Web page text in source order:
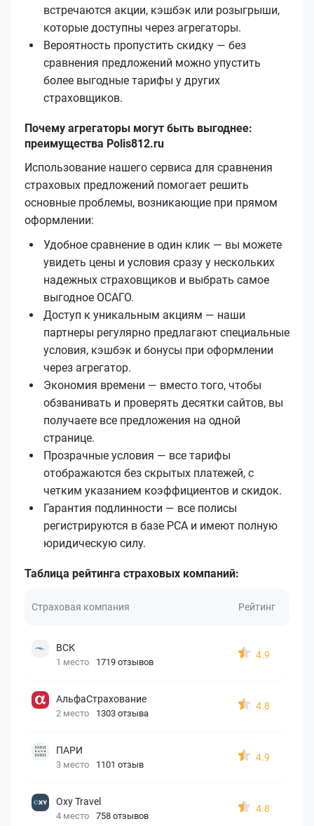
встречаются акции, кэшбэк или розыгрыши,
которые доступны через агрегаторы.
Вероятность пропустить скидку — без
сравнения предложений можно упустить
более выгодные тарифы у других
страховщиков.
Почему агрегаторы могут быть выгоднее:
преимущества Polis812.ru
Использование нашего сервиса для сравнения
страховых предложений помогает решить
основные проблемы, возникающие при прямом
оформлении:
Удобное сравнение в один клик — вы можете
увидеть цены и условия сразу у нескольких
надежных страховщиков и выбрать самое
выгодное ОСАГО.
Доступ к уникальным акциям — наши
партнеры регулярно предлагают специальные
условия, кэшбэк и бонусы при оформлении
через агрегатор.
Экономия времени — вместо того, чтобы
обзванивать и проверять десятки сайтов, вы
получаете все предложения на одной
странице.
Прозрачные условия — все тарифы
отображаются без скрытых платежей, с
четким указанием коэффициентов и скидок.
Гарантия подлинности — все полисы
регистрируются в базе РСА и имеют полную
юридическую силу.
Таблица рейтинга страховых компаний:
Страховая компания Рейтинг
ВСК
1 место 1719 отзывов
4.9
АльфаСтрахование
2 место 1303 отзыва
4.8
ПАРИ
3 место 1101 отзыв
4.9
Oxy Travel
4 место 758 отзывов
4.8